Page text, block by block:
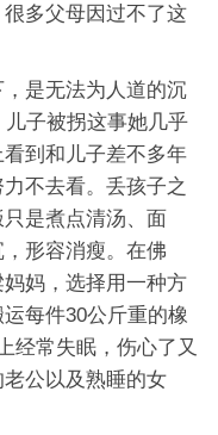
多父母因过不了这
是无法为人道的沉
子被拐这事她几乎
到和儿子差不多年
不去看。丢孩子之
是煮点清汤、面
形容消瘦。在佛
妈，选择用一种方
每件30公斤重的橡
经常失眠，伤心了又
公以及熟睡的女